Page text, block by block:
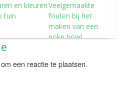
en kleuren
tuin
Veelgemaakte
fouten bij het
maken van een
poke bowl
om een reactie te plaatsen.